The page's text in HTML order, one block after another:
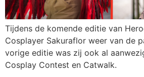
Tijdens de komende editie van
Cosplayer Sakuraflor weer van de
vorige editie was zij ook al
Cosplay Contest en Catwalk.